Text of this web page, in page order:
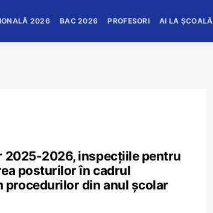
2026 BAC 2026 PROFESORI AI LA ȘCOALĂ
2025-2026, inspecțiile pentru
posturilor în cadrul
procedurilor din anul școlar